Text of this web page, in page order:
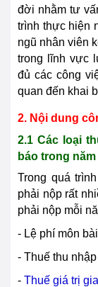
đời nhằm tư
trình thực hiện
ngũ nhân viên
trong lĩnh vực
đủ các công
quan đến khai
2. Nội dung
2.1 Các loại
báo trong năm
Trong quá
phải nộp rất
phải nộp mỗi
- Lệ phí môn bài
- Thuế thu
- Thuế giá trị